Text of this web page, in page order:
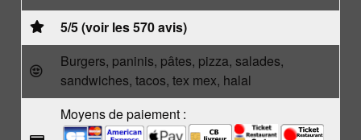
5/5 (voir les 570 avis)
Burgers, paninis, pâtes, pizza, salades,
sandwiches, tacos, tex mex, halal
Moyens de paiement :